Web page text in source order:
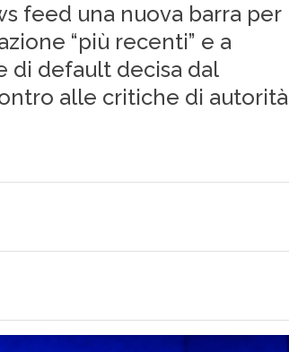
feed una nuova barra per
“più recenti” e a
di default decisa dal
alle critiche di autorità